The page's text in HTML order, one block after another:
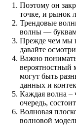
Поэтому он
точке, и рынок
Трендовые
волны —
Прежде чем мы
давайте
Важно
вероятностный
могут быть
данных и
Каждая волна –
очередь,
Волновая
волновой